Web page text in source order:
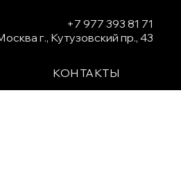
+7 977 393 81 71
г., Кутузовский пр., 43
КОНТАКТЫ